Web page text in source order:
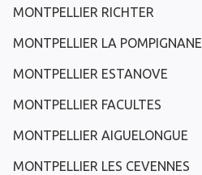
MONTPELLIER RICHTER
MONTPELLIER LA POMPIGNANE
MONTPELLIER ESTANOVE
MONTPELLIER FACULTES
MONTPELLIER AIGUELONGUE
MONTPELLIER LES CEVENNES